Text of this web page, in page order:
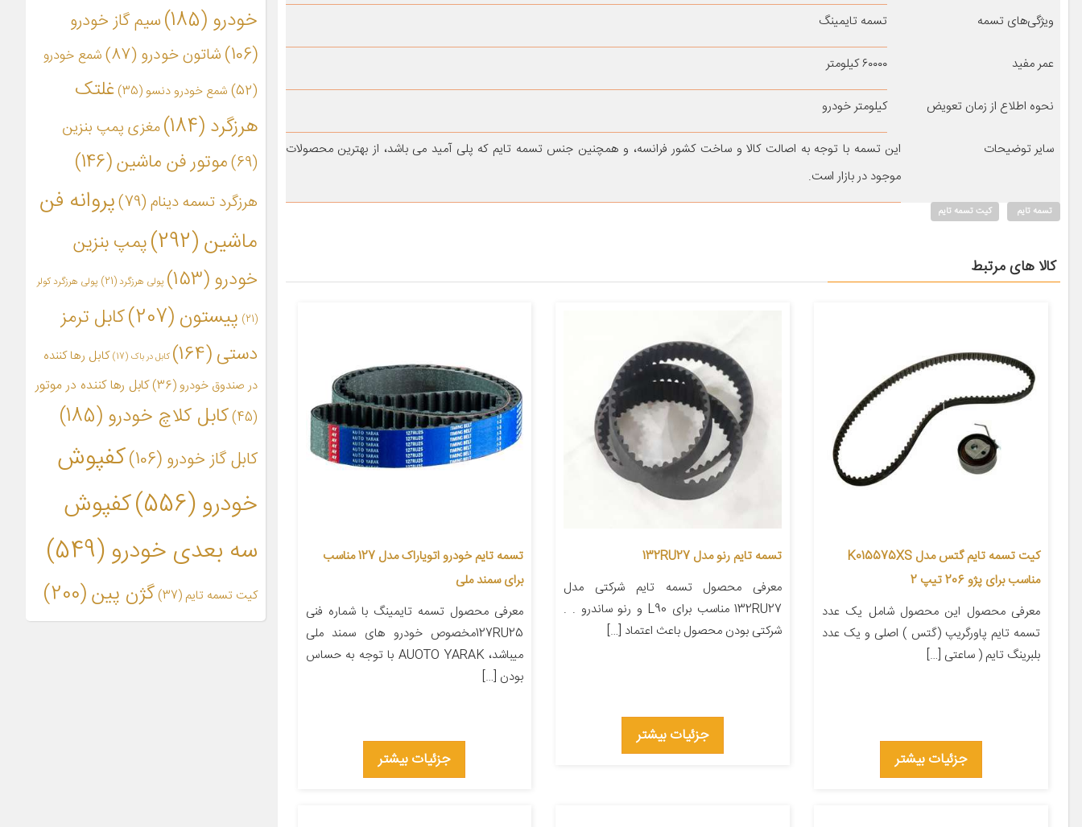
ویژگی‌های تسمه تسمه تایمینگ
عمر مفید ۶۰۰۰۰ کیلومتر
نحوه اطلاع از زمان تعویض کیلومتر خودرو
سایر توضیحات
این تسمه با توجه به اصالت کالا و ساخت کشور فرانسه، و همچنین جنس تسمه تایم که پلی آمید می باشد، از بهترین محصولات
موجود در بازار است.
تسمه تایم کیت تسمه تایم
کالا های مرتبط
کیت تسمه تایم گتس مدل K015575XS
مناسب برای پژو 206 تیپ 2
معرفی محصول این محصول شامل یک عدد
تسمه تایم پاورگریپ (گتس ) اصلی و یک عدد
بلبرینگ تایم ( ساعتی […]
جزئیات بیشتر
تسمه تایم رنو مدل 132RU27
معرفی محصول تسمه تایم شرکتی مدل
132RU27 مناسب برای L90 و رنو ساندرو . .
شرکتی بودن محصول باعث اعتماد […]
جزئیات بیشتر
تسمه تایم خودرو اتویاراک مدل 127 مناسب
برای سمند ملی
معرفی محصول تسمه تایمینگ با شماره فنی
127RU25مخصوص خودرو های سمند ملی
میباشد، AUOTO YARAK با توجه به حساس
بودن […]
جزئیات بیشتر
خودرو (185)
سیم گاز خودرو
(106)
شاتون خودرو (87)
شمع خودرو
(52)
شمع خودرو دنسو (35)
غلتک
هرزگرد (184)
مغزی پمپ بنزین
(69)
موتور فن ماشین(146)
هرزگرد تسمه دینام(79)
پروانه فن
ماشین(292)
پمپ بنزین
خودرو(153) پولی هرزگرد(21) پولی هرزگرد کولر
(21) پیستون (207)
کابل ترمز
دستی(164) کابل در باک (17)
کابل رها کننده
در صندوق خودرو (36)
کابل رها کننده در موتور
(45)
کابل کلاچ خودرو (185)
کابل گاز خودرو (106)
کفپوش
خودرو(556)
کفپوش
سه بعدی خودرو(549)
کیت تسمه تایم (37) گژن پین(200)